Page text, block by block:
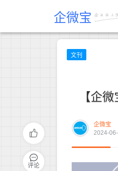
企微宝
文刊
【企
企微宝
2024-
评论